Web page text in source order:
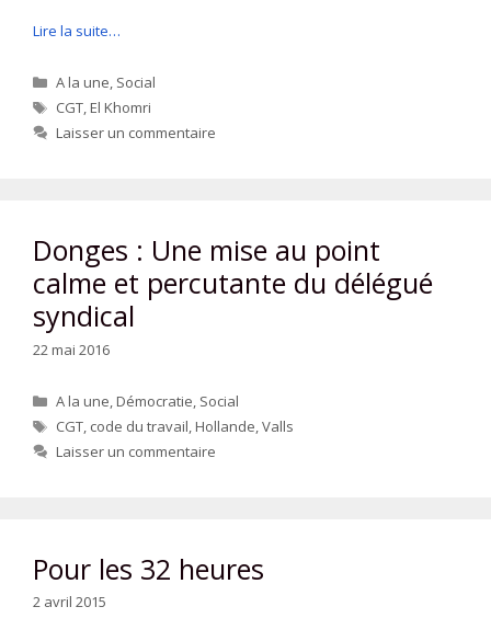
Lire la suite…
Catégories
A la une, Social
Étiquettes
CGT,El Khomri
Laisser un commentaire
Donges : Une mise au point
calme et percutante du délégué
syndical
22 mai 2016
Catégories
A la une Démocratie Social
Étiquettes
CGT, code du travail Hollande Valls
Laisser un commentaire
Pour les 32 heures
2 avril 2015